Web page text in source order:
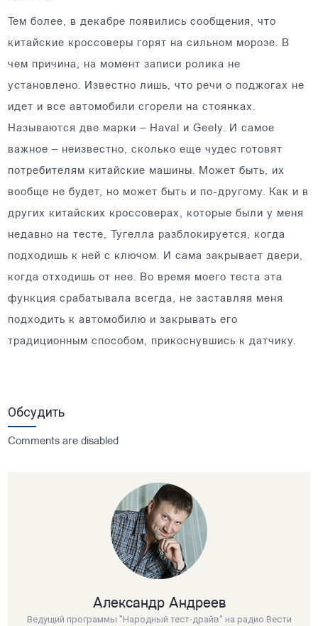
Тем более, в декабре появились сообщения, что
китайские кроссоверы горят на сильном морозе. В
чем причина, на момент записи ролика не
установлено. Известно лишь, что речи о поджогах не
идет и все автомобили сгорели на стоянках.
Называются две марки – Haval и Geely. И самое
важное – неизвестно, сколько еще чудес готовят
потребителям китайские машины. Может быть, их
вообще не будет, но может быть и по-другому. Как и в
других китайских кроссоверах, которые были у меня
недавно на тесте, Тугелла разблокируется, когда
подходишь к ней с ключом. И сама закрывает двери,
когда отходишь от нее. Во время моего теста эта
функция срабатывала всегда, не заставляя меня
подходить к автомобилю и закрывать его
традиционным способом, прикоснувшись к датчику.
Обсудить
Comments are disabled
Александр Андреев
Ведущий программы "Народный тест-драйв" на радио Вести